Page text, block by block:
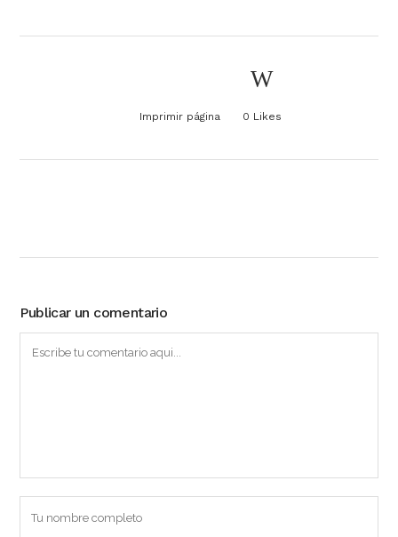
Imprimir página 0 Likes
Publicar un comentario